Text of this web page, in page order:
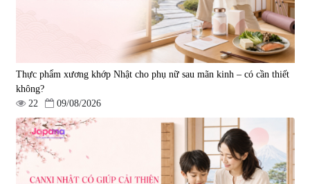
Thực phẩm xương khớp Nhật cho phụ nữ sau mãn kinh – có cần thiết
không?
22
09/08/2026